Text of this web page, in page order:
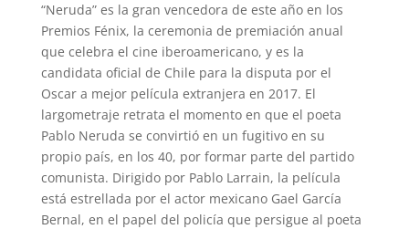
“Neruda” es la gran vencedora de este año en los
Premios Fénix, la ceremonia de premiación anual
que celebra el cine iberoamericano, y es la
candidata oficial de Chile para la disputa por el
Oscar a mejor película extranjera en 2017. El
largometraje retrata el momento en que el poeta
Pablo Neruda se convirtió en un fugitivo en su
propio país, en los 40, por formar parte del partido
comunista. Dirigido por Pablo Larrain, la película
está estrellada por el actor mexicano Gael García
Bernal, en el papel del policía que persigue al poeta